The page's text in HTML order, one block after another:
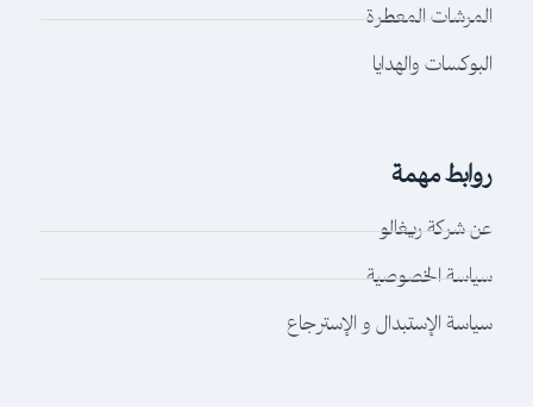
المرشات المعطرة
البوكسات والهدايا
روابط مهمة
عن شركة ريغالو
سياسة الخصوصية
سياسة الإستبدال و الإسترجاع